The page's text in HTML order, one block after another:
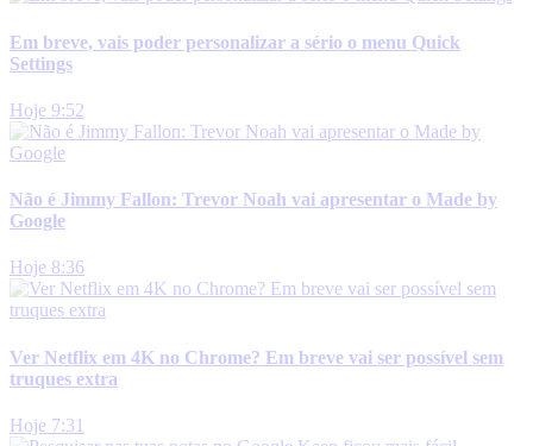
Em breve, vais poder personalizar a sério o menu Quick
Settings
Hoje 9:52
Não é Jimmy Fallon: Trevor Noah vai apresentar o Made by
Google
Hoje 8:36
Ver Netflix em 4K no Chrome? Em breve vai ser possível sem
truques extra
Hoje 7:31